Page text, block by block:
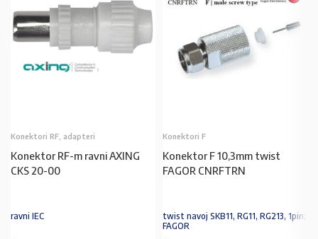
Konektori RF, adapteri
Konektor RF-m ravni AXING
CKS 20-00
ravni IEC
Konektori F
Konektor F 10,3mm twist
FAGOR CNRFTRN
twist navoj SKB11, RG11, RG213, 1pin;
FAGOR